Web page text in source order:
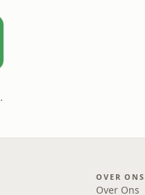
OVER ONS
Over Ons